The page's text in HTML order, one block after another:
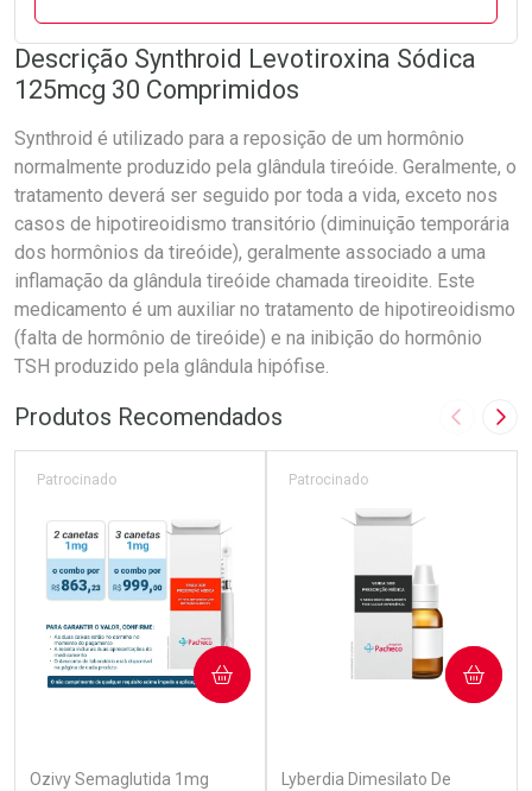
Descrição Synthroid Levotiroxina Sódica
125mcg 30 Comprimidos
Synthroid é utilizado para a reposição de um hormônio
normalmente produzido pela glândula tireóide. Geralmente, o
tratamento deverá ser seguido por toda a vida, exceto nos
casos de hipotireoidismo transitório (diminuição temporária
dos hormônios da tireóide), geralmente associado a uma
inflamação da glândula tireóide chamada tireoidite. Este
medicamento é um auxiliar no tratamento de hipotireoidismo
(falta de hormônio de tireóide) e na inibição do hormônio
TSH produzido pela glândula hipófise.
Produtos Recomendados Imagem
Ozivy Semaglutida 1mg
Patrocinado
COMPRAR
Lyberdia Dimesilato De
Patrocinado
COMPRAR